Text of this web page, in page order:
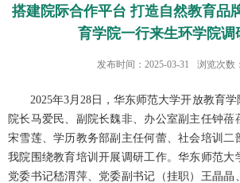
搭建院际合作平台 打造自然教育
育学院一行来生环学院调
发布时间：2025-03-31 浏览次数：
2025年3月28日，华东师范大学开放教育
院长马爱民、副院长魏非、办公室副主任钟蓓
宋雪莲、学历教务部副主任何蕾、社会培训二
我院围绕教育培训开展调研工作。华东师范大
党委书记嵇渭萍、党委副书记（挂职）王晶晶